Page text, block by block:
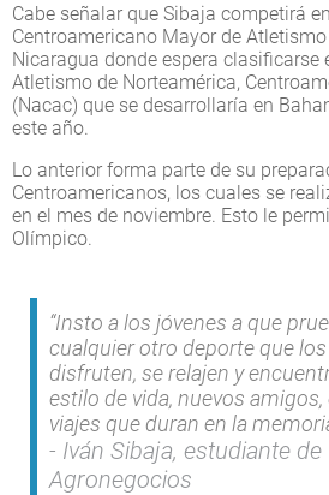
Cabe señalar que Sibaja competirá
Centroamericano Mayor de
Nicaragua donde espera clasificarse
Atletismo de Norteamérica,
(Nacac) que se desarrollaría en
este año.
Lo anterior forma parte de su
Centroamericanos, los cuales se
en el mes de noviembre. Esto le
Olímpico.
“Insto a los jóvenes a que
cualquier otro deporte que
disfruten, se relajen y
estilo de vida, nuevos
viajes que duran en la
Iván Sibaja, estudiante
Agronegocios